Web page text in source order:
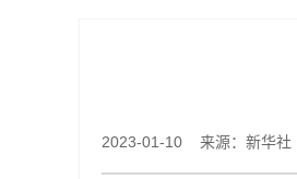
2023-01-10 来源：​新华社